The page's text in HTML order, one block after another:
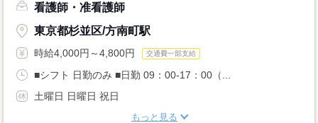
看護師・准看護師
東京都杉並区/方南町駅
時給4,000円～4,800円 交通費一部支給
■シフト 日勤のみ ■日勤 09：00-17：00（...
土曜日 日曜日 祝日
もっと見る